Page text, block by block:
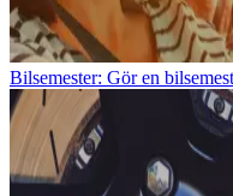
Bilsemester: Gör en